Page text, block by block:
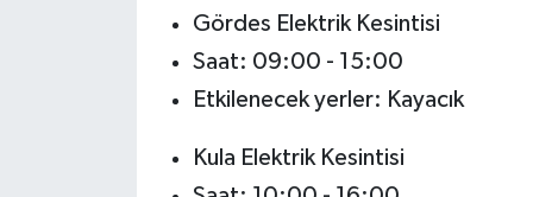
Gördes Elektrik Kesintisi
Saat: 09:00 - 15:00
Etkilenecek yerler: Kayacık
Kula Elektrik Kesintisi